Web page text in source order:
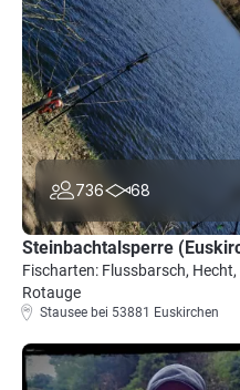
736 68
Steinbachtalsperre
Fischarten: Flussbarsch,
Rotauge
Stausee bei 53881 Euskirchen